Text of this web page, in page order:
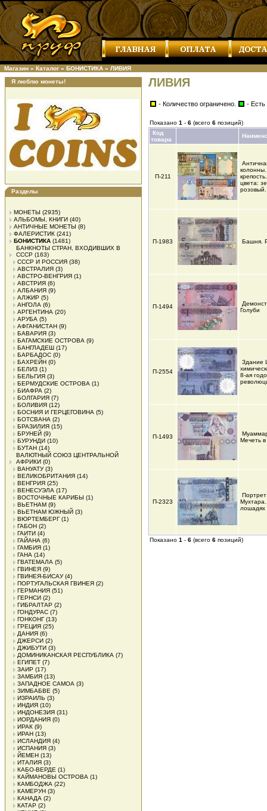
Магазин » Каталог » БОНИСТИКА » ЛИВИЯ
Я люблю монеты!
Разделы
МОНЕТЫ (2935)
АЛЬБОМЫ, КНИГИ (40)
АНТИЧНЫЕ МОНЕТЫ (8)
ФАЛЕРИСТИК (241)
БОНИСТИКА (1481)
БАНКНОТЫ СТРАН, ВХОДИВШИХ В
СССР (163)
СССР И РОССИЯ (38)
АВСТРАЛИЯ (3)
АВСТРО-ВЕНГРИЯ (1)
АВСТРИЯ (6)
АЛБАНИЯ (9)
АЛЖИР (5)
АНГОЛА (6)
АРГЕНТИНА (20)
АРУБА (5)
АФГАНИСТАН (9)
БАВАРИЯ (3)
БАГАМСКИЕ ОСТРОВА (9)
БАНГЛАДЕШ (17)
БАРБАДОС (0)
БАХРЕЙН (0)
БЕЛИЗ (1)
БЕЛЬГИЯ (3)
БЕРМУДСКИЕ ОСТРОВА (1)
БИАФРА (2)
БОЛГАРИЯ (7)
БОЛИВИЯ (12)
БОСНИЯ И ГЕРЦЕГОВИНА (5)
БОТСВАНА (2)
БРАЗИЛИЯ (15)
БРУНЕЙ (9)
БУРУНДИ (10)
БУТАН (14)
ВАЛЮТНЫЙ СОЮЗ ЦЕНТРАЛЬНОЙ
АФРИКИ (0)
ВАНУАТУ(3)
ВЕЛИКОБРИТАНИЯ (14)
ВЕНГРИЯ (25)
ВЕНЕСУЭЛА (17)
ВОСТОЧНЫЕ КАРИБЫ (1)
ВЬЕТНАМ (9)
ВЬЕТНАМ ЮЖНЫЙ (3)
ВЮРТЕМБЕРГ(1)
ГАБОН (2)
ГАИТИ (4)
ГАЙАНА (6)
ГАМБИЯ (1)
ГАНА (14)
ГВАТЕМАЛА (5)
ГВИНЕЯ (9)
ГВИНЕЯ-БИСАУ(4)
ПОРТУГАЛЬСКАЯ ГВИНЕЯ (2)
ГЕРМАНИЯ (51)
ГЕРНСИ (2)
ГИБРАЛТАР (2)
ГОНДУРАС (7)
ГОНКОНГ(13)
ГРЕЦИЯ (25)
ДАНИЯ (6)
ДЖЕРСИ (2)
ДЖИБУТИ (3)
ДОМИНИКАНСКАЯ РЕСПУБЛИКА (7)
ЕГИПЕТ (7)
ЗАИР (17)
ЗАМБИЯ (13)
ЗАПАДНОЕ САМОА (3)
ЗИМБАБВЕ (5)
ИЗРАИЛЬ (3)
ИНДИЯ (10)
ИНДОНЕЗИЯ (31)
ИОРДАНИЯ (0)
ИРАК (9)
ИРАН (13)
ИСЛАНДИЯ (4)
ИСПАНИЯ (3)
ЙЕМЕН (13)
ИТАЛИЯ (3)
КАБО-ВЕРДЕ (1)
КАЙМАНОВЫ ОСТРОВА (1)
КАМБОДЖА (22)
КАМЕРУН (3)
КАНАДА (2)
КАТАР (2)
ЛИВИЯ
- Количество ограничено. - Есть
Показано 1 - 6 (всего 6 позиций)
Код
товара
П-211
цвета:
розовый.
П-1983 Башня.
П-1494
Голуби
П-2554
Здание
8-ая
П-1493
Мечеть
П-2323
лошадях
Показано 1 - 6 (всего 6 позиций)